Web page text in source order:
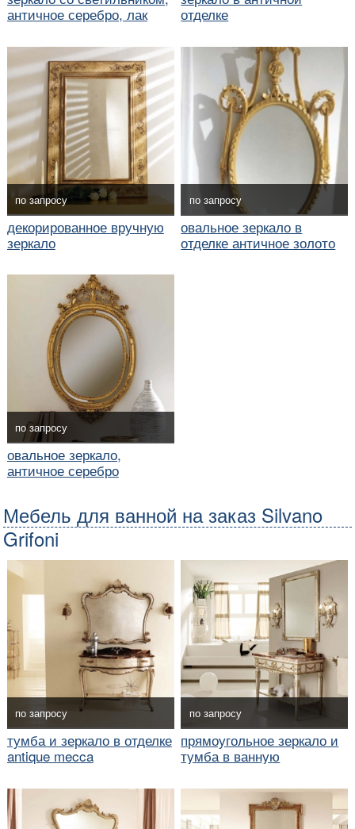
античное серебро, лак
отделке
по запросу
декорированное вручную
зеркало
по запросу
овальное зеркало в
отделке античное золото
по запросу
овальное зеркало,
античное серебро
Мебель для ванной на заказ Silvano
Grifoni
по запросу
тумба и зеркало в отделке
antique mecca
по запросу
прямоугольное зеркало и
тумба в ванную